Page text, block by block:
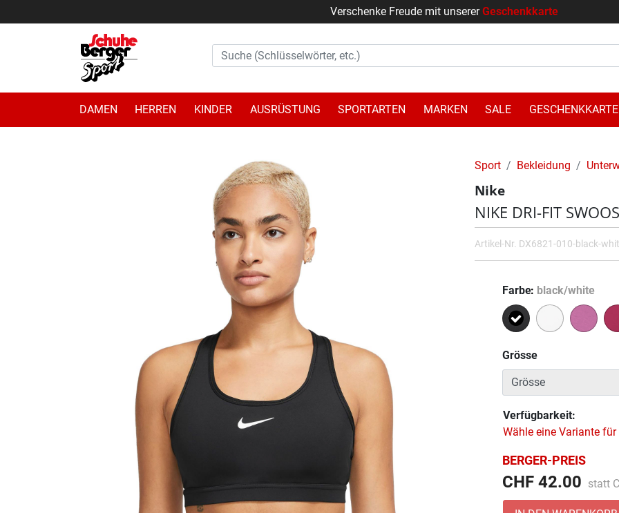
Verschenke Freude mit unsererGeschenkkarte
DAMEN HERREN KINDER AUSRÜSTUNG SPORTARTEN MARKEN SALE GESCHENKKARTE
Sport Bekleidung
Nike
NIKE DRI-FIT
Artikel-Nr. DX6821-010-black-
Farbe black/white
Grösse
Verfügbarkeit:
Wähle eine Variante
BERGER-PREIS
CHF 42.00 statt